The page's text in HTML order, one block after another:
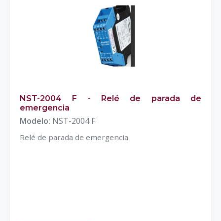
NST-2004 F - Relé de parada de
emergencia
Modelo: NST-2004 F
Relé de parada de emergencia